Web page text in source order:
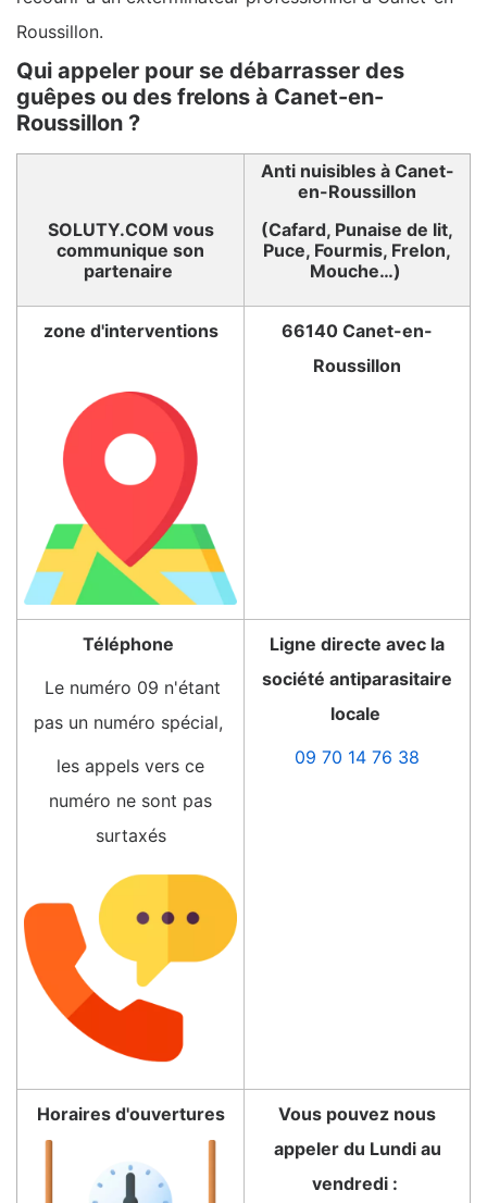
Roussillon.
Qui appeler pour se débarrasser des
guêpes ou des frelons à Canet-en-
Roussillon ?
SOLUTY.COM vous
communique son
partenaire
Anti nuisibles à Canet-
en-Roussillon
(Cafard, Punaise de lit,
Puce, Fourmis, Frelon,
Mouche…)
zone d'interventions
66140 Canet-en-
Roussillon
Téléphone
Le numéro 09 n'étant
pas un numéro spécial,
les appels vers ce
numéro ne sont pas
surtaxés
Ligne directe avec la
société antiparasitaire
locale
09 70 14 76 38
Horaires d'ouvertures
Vous pouvez nous
appeler du Lundi au
vendredi :